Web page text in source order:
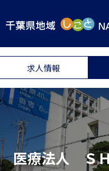
求人情報
医療法人 Ｓ